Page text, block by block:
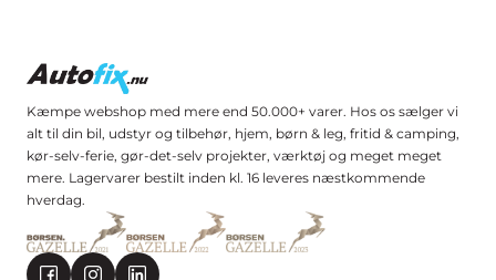
Kæmpe webshop med mere end 50.000+ varer. Hos os sælger vi
alt til din bil, udstyr og tilbehør, hjem, børn & leg, fritid & camping,
kør-selv-ferie, gør-det-selv projekter, værktøj og meget meget
mere. Lagervarer bestilt inden kl. 16 leveres næstkommende
hverdag.